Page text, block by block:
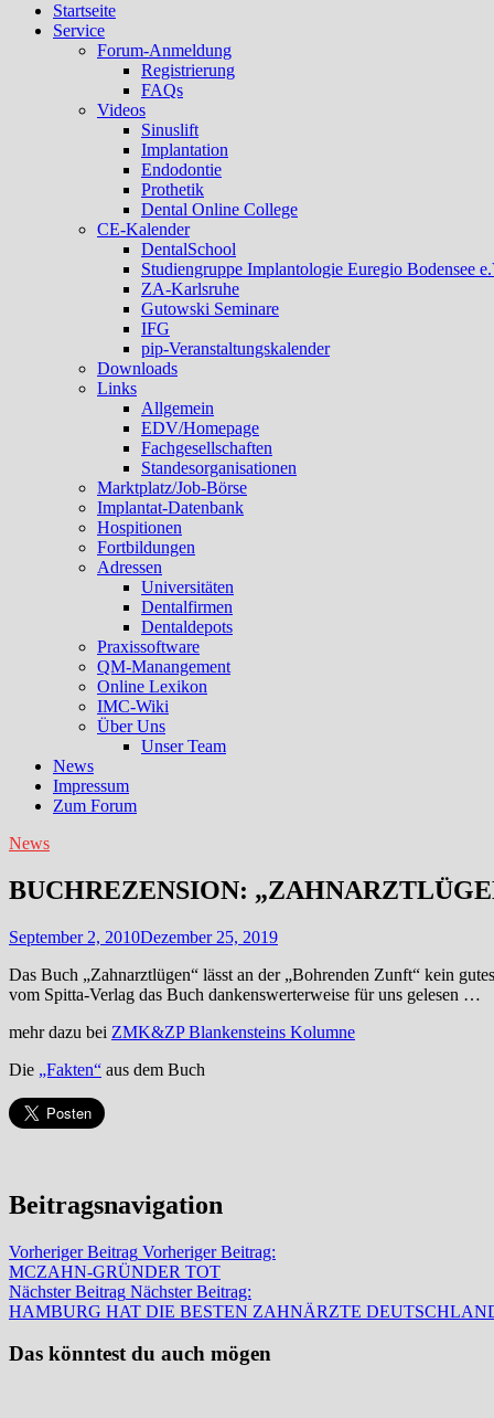
Startseite
Service
Forum-Anmeldung
Registrierung
FAQs
Videos
Sinuslift
Implantation
Endodontie
Prothetik
Dental Online College
CE-Kalender
DentalSchool
Studiengruppe Implantologie Euregio Bodensee
ZA-Karlsruhe
Gutowski Seminare
IFG
pip-Veranstaltungskalender
Downloads
Links
Allgemein
EDV/Homepage
Fachgesellschaften
Standesorganisationen
Marktplatz/Job-Börse
Implantat-Datenbank
Hospitionen
Fortbildungen
Adressen
Universitäten
Dentalfirmen
Dentaldepots
Praxissoftware
QM-Manangement
Online Lexikon
IMC-Wiki
Über Uns
Unser Team
News
Impressum
Zum Forum
News
BUCHREZENSION:
September 2, 2010Dezember 25, 2019
Das Buch „Zahnarztlügen“ lässt an der „Bohrenden Zunft“ kein
vom Spitta-Verlag das Buch dankenswerterweise für uns gelesen …
mehr dazu bei ZMK&ZP Blankensteins Kolumne
Die „Fakten“ aus dem Buch
Beitragsnavigation
Vorheriger Beitrag Vorheriger Beitrag:
MCZAHN-GRÜNDER TOT
Nächster Beitrag Nächster Beitrag:
HAMBURG HAT DIE BESTEN ZAHNÄRZTE
Das könntest du auch mögen